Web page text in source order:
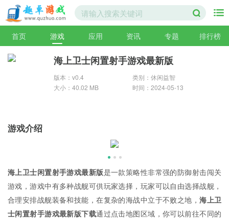
首页 游戏 应用 资讯 专题 排行榜
海上卫士闲置射手游戏最新版
版本：v0.4
类别：休闲益智
大小：40.02 MB
时间：2024-05-13
游戏介绍
海上卫士闲置射手游戏最新版是一款策略性非常强的防御射击闯关
游戏，游戏中有多种战舰可供玩家选择，玩家可以自由选择战舰，
合理安排战舰装备和技能，在复杂的海战中立于不败之地，海上卫
士闲置射手游戏最新版下载通过点击地图区域，你可以前往不同的